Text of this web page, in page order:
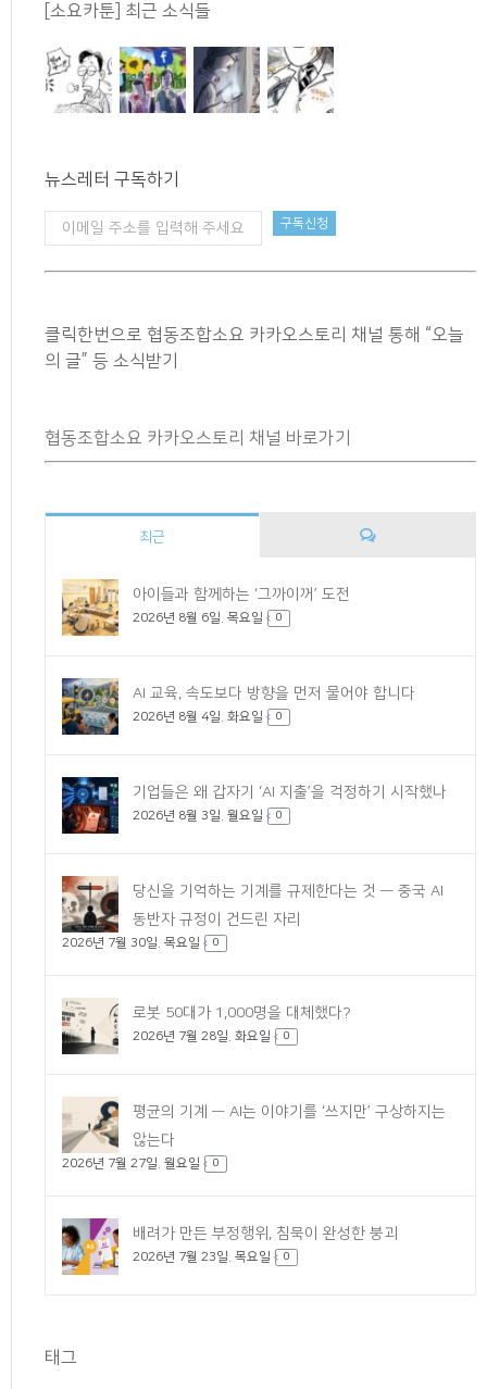
[소요카툰] 최근 소식들
뉴스레터 구독하기
클릭한번으로 협동조합소요 카카오스토리 채널 통해 “오늘
의 글” 등 소식받기
협동조합소요 카카오스토리 채널 바로가기
최근
아이들과 함께하는 ‘그까이꺼’ 도전
2026년 8월 6일. 목요일 0
AI 교육, 속도보다 방향을 먼저 물어야 합니다
2026년 8월 4일. 화요일 0
기업들은 왜 갑자기 ‘AI 지출’을 걱정하기 시작했나
2026년 8월 3일. 월요일 0
당신을 기억하는 기계를 규제한다는 것 — 중국 AI
동반자 규정이 건드린 자리
2026년 7월 30일. 목요일 0
로봇 50대가 1,000명을 대체했다?
2026년 7월 28일. 화요일 0
평균의 기계 — AI는 이야기를 ‘쓰지만’ 구상하지는
않는다
2026년 7월 27일. 월요일 0
배려가 만든 부정행위, 침묵이 완성한 붕괴
2026년 7월 23일. 목요일 0
태그